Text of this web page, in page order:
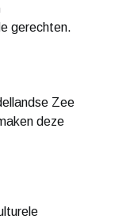
gerechten.
Zee
deze